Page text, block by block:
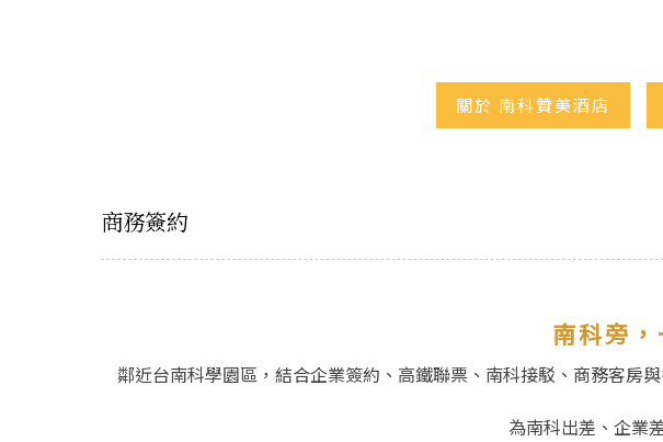
關於 南科贊美酒店
商務簽約
南科旁
鄰近台南科學園區，結合企業簽約、高鐵聯票、南科接駁、商務客房與
為南科出差、企業